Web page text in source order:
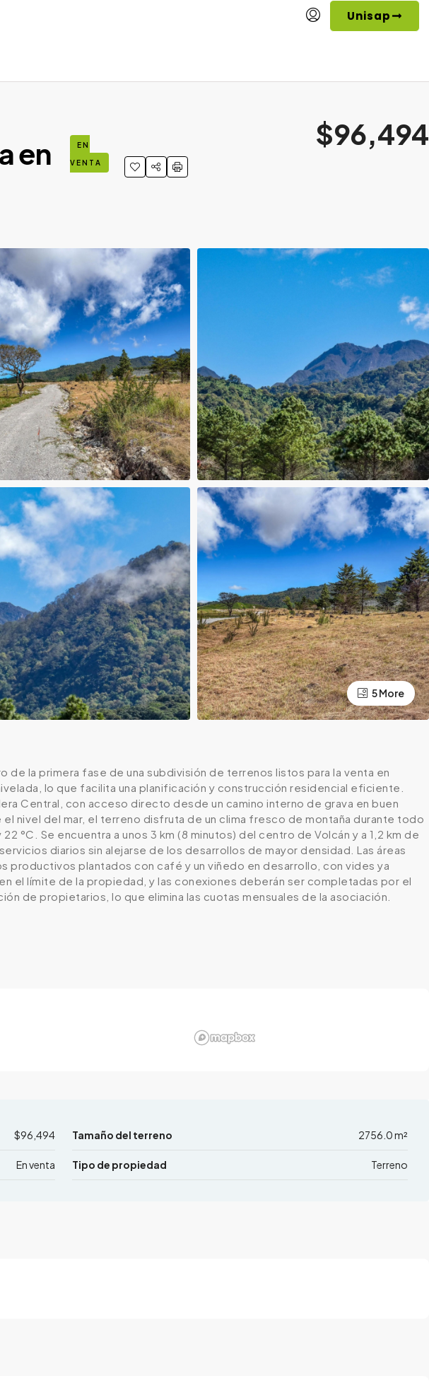
Unisap
en
EN
VENTA
$96,494
5 More
de la primera fase de una subdivisión de terrenos listos para la venta en
lo que facilita una planificación y construcción residencial eficiente.
Central, con acceso directo desde un camino interno de grava en buen
nivel del mar, el terreno disfruta de un clima fresco de montaña durante todo
°C. Se encuentra a unos 3 km (8 minutos) del centro de Volcán y a 1,2 km de
diarios sin alejarse de los desarrollos de mayor densidad. Las áreas
plantados con café y un viñedo en desarrollo, con vides ya
el límite de la propiedad, y las conexiones deberán ser completadas por el
de propietarios, lo que elimina las cuotas mensuales de la asociación.
$96,494 Tamaño del terreno 2756.0 m²
En venta Tipo de propiedad Terreno